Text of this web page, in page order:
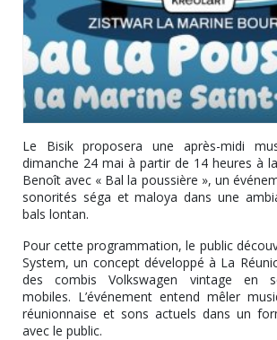
Le Bisik proposera une après-midi
dimanche 24 mai à partir de 14 heures à
Benoît avec « Bal la poussière », un
sonorités séga et maloya dans une
bals lontan.
Pour cette programmation, le public
System, un concept développé à La
des combis Volkswagen vintage en
mobiles. L’événement entend mêler
réunionnaise et sons actuels dans un
avec le public.